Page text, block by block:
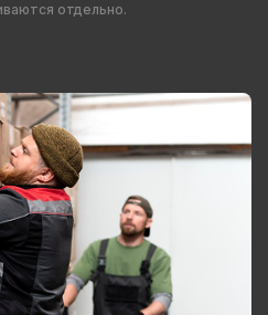
отдельно.